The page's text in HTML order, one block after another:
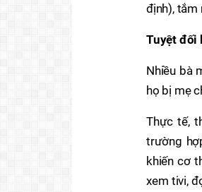
định), tắm
Tuyệt đối
Nhiều bà
họ bị mẹ
Thực tế,
trường
khiến cơ
xem tivi,